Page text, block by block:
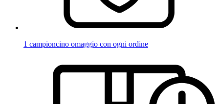
1 campioncino omaggio con ogni ordine